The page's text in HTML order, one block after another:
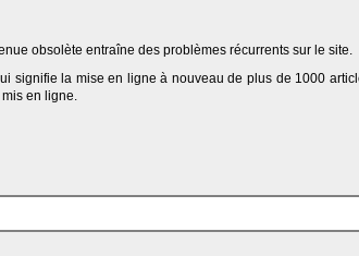
obsolète entraîne des problèmes récurrents sur le site.
signifie la mise en ligne à nouveau de plus de 1000
en ligne.